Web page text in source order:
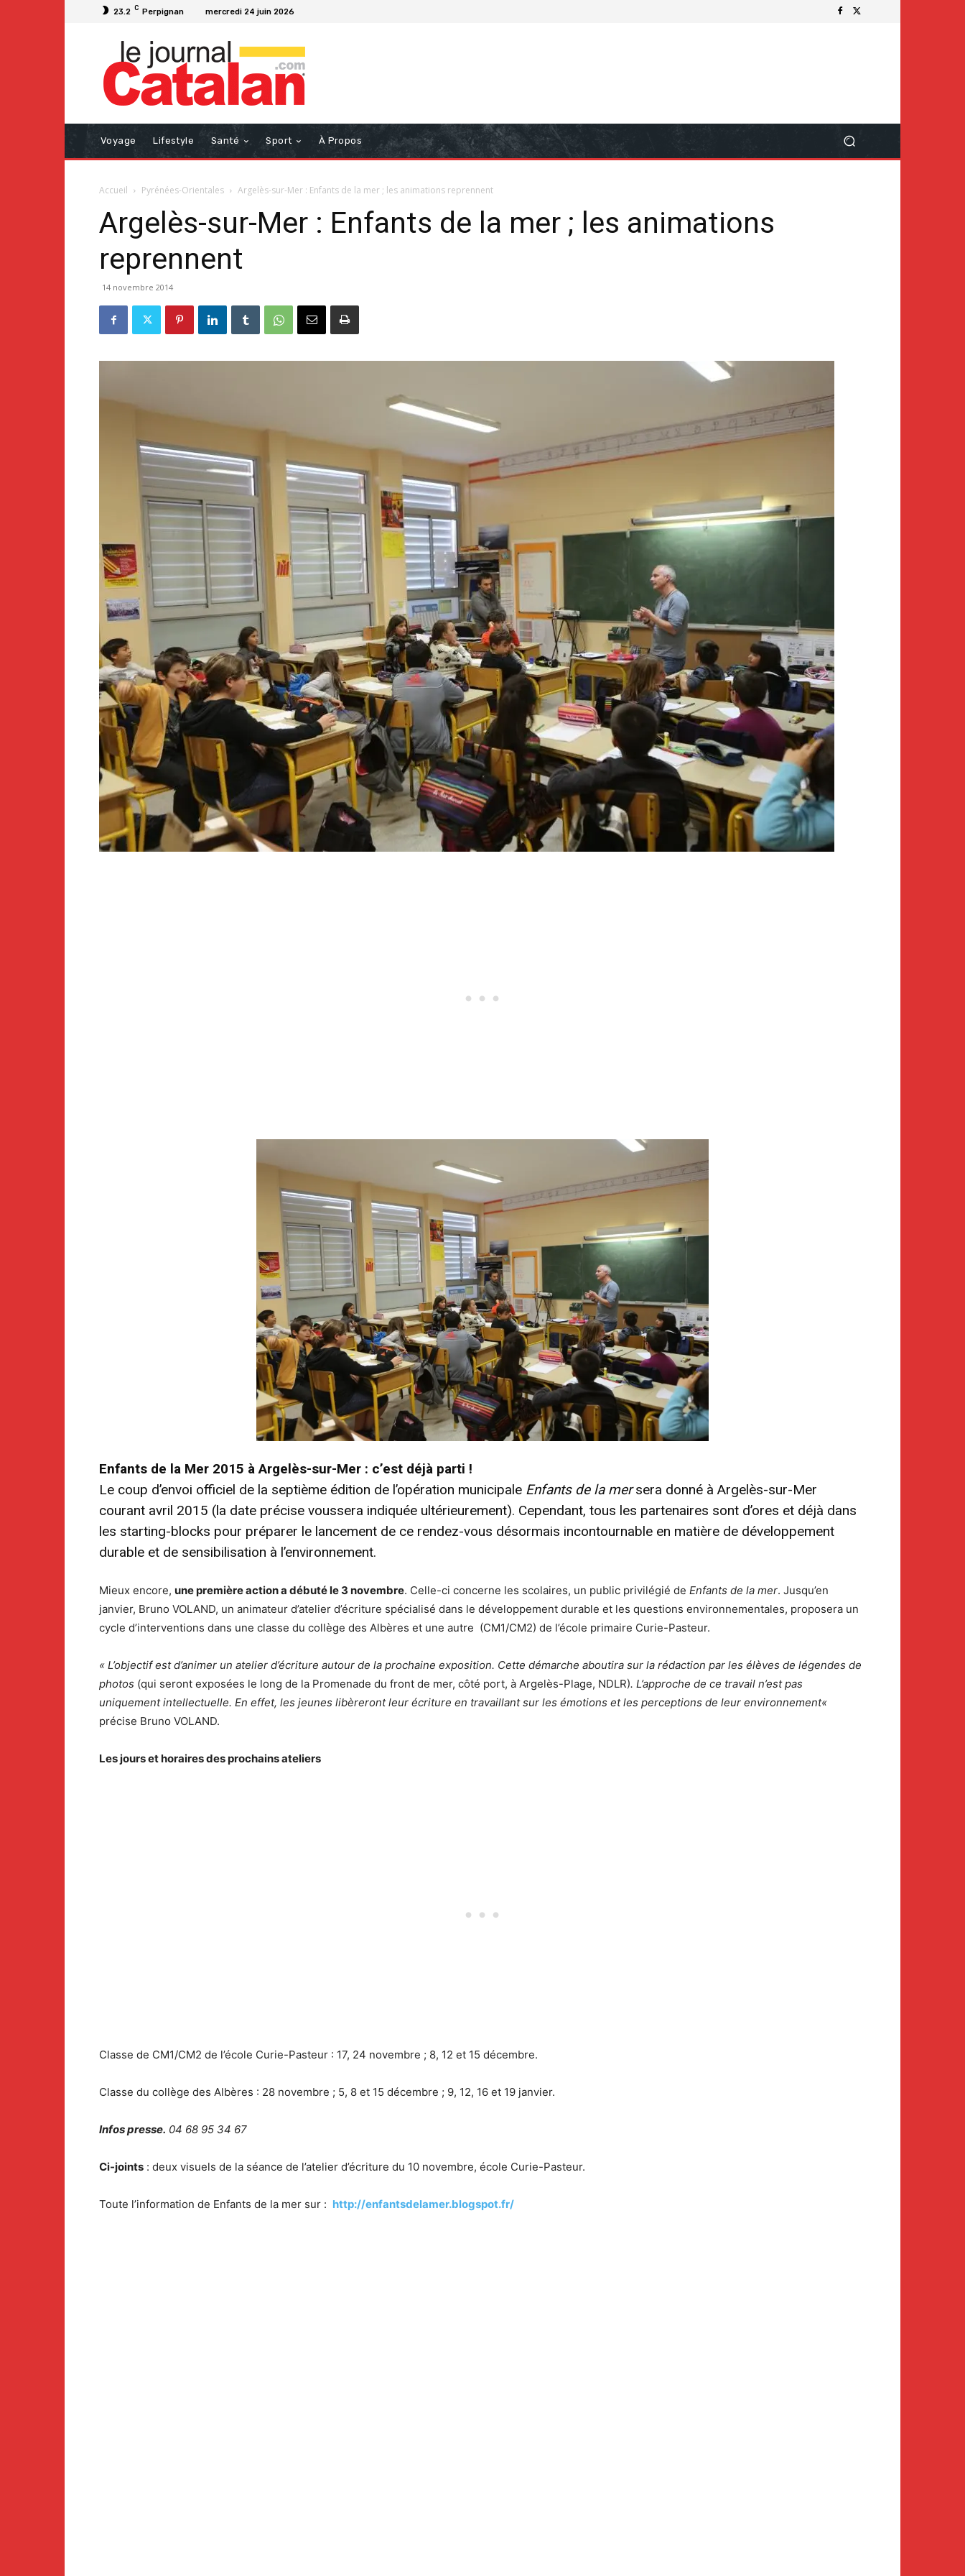
23.2 C Perpignan mercredi 24 juin 2026
Voyage Lifestyle Santé Sport À Propos
Accueil Pyrénées-Orientales Argelès-sur-Mer : Enfants de la mer ; les animations reprennent
Argelès-sur-Mer : Enfants de la mer ; les animations
reprennent
14 novembre 2014
Enfants de la Mer 2015 à Argelès-sur-Mer : c’est déjà parti !
Le coup d’envoi officiel de la septième édition de l’opération municipale Enfants de la mersera donné à Argelès-sur-Mer
courant avril 2015 (la date précise voussera indiquée ultérieurement). Cependant, tous les partenaires sont d’ores et déjà dans
les starting-blocks pour préparer le lancement de ce rendez-vous désormais incontournable en matière de développement
durable et de sensibilisation à l’environnement.
Mieux encore, une première actiona débutéle 3 novembre. Celle-ci concerne les scolaires, un public privilégié de Enfants de la mer. Jusqu’en
janvier, Bruno VOLAND, un animateur d’atelier d’écriture spécialisé dans le développement durable et les questions environnementales, proposera un
cycle d’interventions dans une classe du collège des Albères et une autre (CM1/CM2) de l’école primaire Curie-Pasteur.
« L’objectif est d’animer un atelier d’écriture autour de la prochaine exposition. Cette démarche aboutira sur la rédaction par les élèves de légendes de
photos (qui seront exposées le long de la Promenade du front de mer, côté port, à Argelès-Plage, NDLR). L’approche de ce travail n’est pas
uniquement intellectuelle. En effet, les jeunes libèreront leur écriture en travaillantsur les émotions et les perceptions de leur environnement«
précise Bruno VOLAND.
Les jours et horaires des prochains ateliers
Classe de CM1/CM2 de l’école Curie-Pasteur : 17, 24 novembre ; 8, 12 et 15 décembre.
Classe du collège des Albères : 28 novembre ; 5, 8 et 15 décembre ; 9, 12, 16 et 19 janvier.
Infos presse. 04 68 95 34 67
Ci-joints : deux visuels de la séance de l’atelier d’écriture du 10 novembre, école Curie-Pasteur.
Toute l’information de Enfants de la mer sur : http://enfantsdelamer.blogspot.fr/